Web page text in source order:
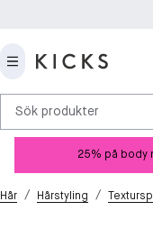
Sök produkter
25% på body
Hår / Hårstyling /